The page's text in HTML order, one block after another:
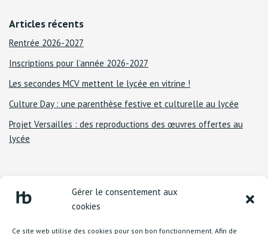
Gérer le consentement aux
cookies
Ce site web utilise des cookies pour son bon fonctionnement. Afin de
Articles récents
Rentrée 2026-2027
Inscriptions pour l’année 2026-2027
Les secondes MCV mettent le lycée en vitrine !
Culture Day : une parenthèse festive et culturelle au lycée
Projet Versailles : des reproductions des œuvres offertes au
lycée